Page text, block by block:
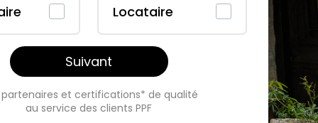
Locataire
Suivant
partenaires et certifications* de qualité
au service des clients PPF